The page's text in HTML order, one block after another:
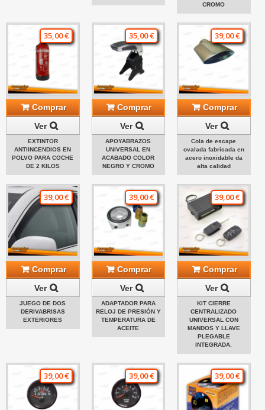
CROMO
35,00 €
Comprar
Ver
EXTINTOR
ANTIINCENDIOS EN
POLVO PARA COCHE
DE 2 KILOS
35,00 €
Comprar
Ver
APOYABRAZOS
UNIVERSAL EN
ACABADO COLOR
NEGRO Y CROMO
39,00 €
Comprar
Ver
Cola de escape
ovalada fabricada en
acero inoxidable da
alta calidad
39,00 €
Comprar
Ver
JUEGO DE DOS
DERIVABRISAS
EXTERIORES
39,00 €
Comprar
Ver
ADAPTADOR PARA
RELOJ DE PRESIÓN Y
TEMPERATURA DE
ACEITE
39,00 €
Comprar
Ver
KIT CIERRE
CENTRALIZADO
UNIVERSAL CON
MANDOS Y LLAVE
PLEGABLE
INTEGRADA.
39,00 € 39,00 € 39,00 €